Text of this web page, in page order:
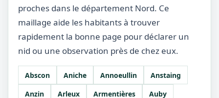
proches dans le département Nord. Ce
maillage aide les habitants à trouver
rapidement la bonne page pour déclarer un
nid ou une observation près de chez eux.
Abscon Aniche Annoeullin
Anstaing
Anzin
Arleux Armentières
Auby